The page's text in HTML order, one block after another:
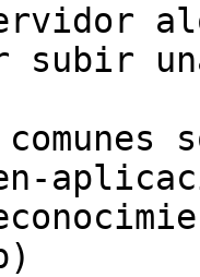
subir